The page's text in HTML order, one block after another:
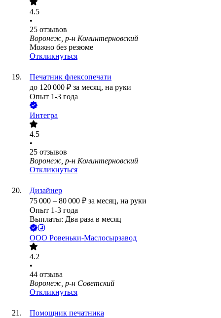
4.5
•
25 отзывов
Воронеж, р-н Коминтерновский
Можно без резюме
Откликнуться
Печатник флексопечати
до 120 000 ₽ за месяц, на руки
Опыт 1-3 года
Интегра
4.5
•
25 отзывов
Воронеж, р-н Коминтерновский
Откликнуться
Дизайнер
75 000 – 80 000 ₽ за месяц, на руки
Опыт 1-3 года
Выплаты: Два раза в месяц
ООО Ровеньки-Маслосырзавод
4.2
•
44 отзыва
Воронеж, р-н Советский
Откликнуться
Помощник печатника